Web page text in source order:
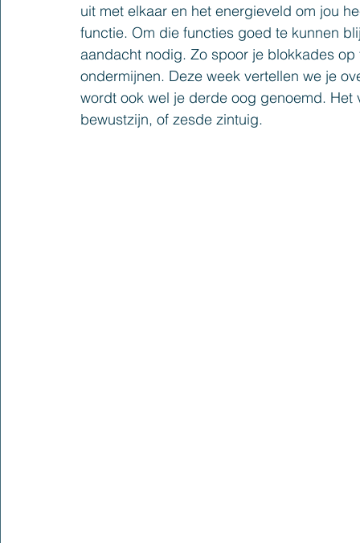
uit met elkaar en het energieveld om jou
functie. Om die functies goed te kunnen
aandacht nodig. Zo spoor je blokkades
ondermijnen. Deze week vertellen we je
wordt ook wel je derde oog genoemd.
bewustzijn, of zesde zintuig.